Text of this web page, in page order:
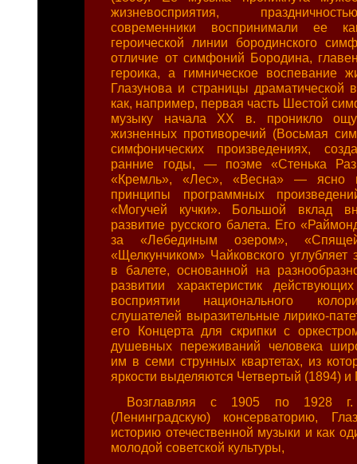
жизневосприятия,
современники воспринимали ее
героической линии бородинского
отличие от симфоний Бородина,
героика, а гимническое воспевание
Глазунова и страницы драматической
как, например, первая часть Шестой
музыку начала XX в. проникло
жизненных противоречий (Восьмая
симфонических произведениях,
ранние годы, — поэме «Стенька
«Кремль», «Лес», «Весна» — ясно
принципы программных
«Могучей кучки». Большой вклад
развитие русского балета. Его
за «Лебединым озером»,
«Щелкунчиком» Чайковского углубляет
в балете, основанной на
развитии характеристик
восприятии национального
слушателей выразительные лирико-
его Концерта для скрипки с
душевных переживаний человека
им в семи струнных квартетах, из
яркости выделяются Четвертый (1894)
Возглавляя с 1905 по 1928 г.
(Ленинградскую) консерваторию,
историю отечественной музыки и как
молодой советской культуры,